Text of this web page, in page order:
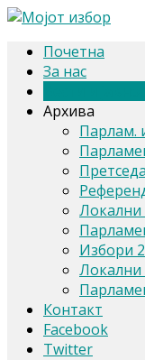
Почетна
За нас
Архива
Парлам.
Локални
Избори
Локални
Контакт
Facebook
Twitter